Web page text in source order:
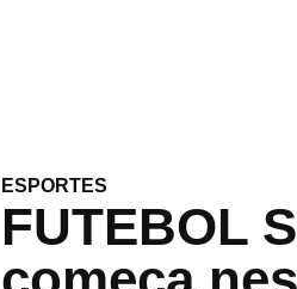
ESPORTES
FUTEBOL